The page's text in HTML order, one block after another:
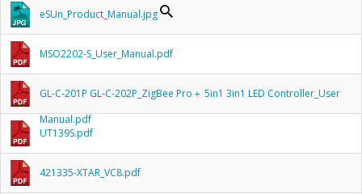
eSUn_Product_Manual.jpg
MSO2202-S_User_Manual.pdf
GL-C-201P GL-C-202P_ZigBee Pro＋ 5in1 3in1 LED Controller_User
Manual.pdf
UT139S.pdf
421335-XTAR_VC8.pdf